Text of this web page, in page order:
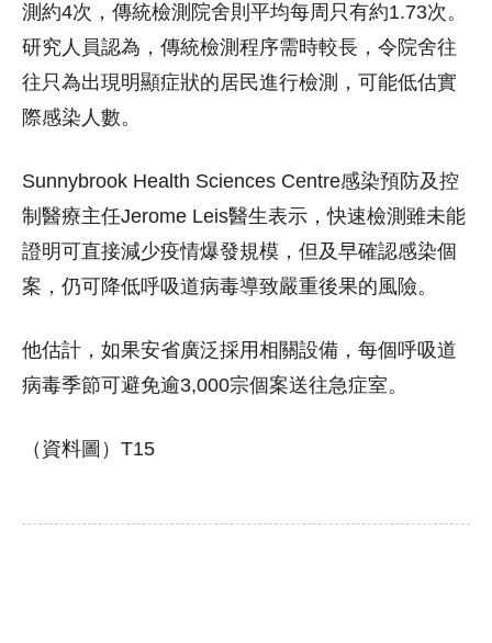
測約4次，傳統檢測院舍則平均每周只有約1.73次。
研究人員認為，傳統檢測程序需時較長，令院舍往
往只為出現明顯症狀的居民進行檢測，可能低估實
際感染人數。
Sunnybrook Health Sciences Centre感染預防及控
制醫療主任Jerome Leis醫生表示，快速檢測雖未能
證明可直接減少疫情爆發規模，但及早確認感染個
案，仍可降低呼吸道病毒導致嚴重後果的風險。
他估計，如果安省廣泛採用相關設備，每個呼吸道
病毒季節可避免逾3,000宗個案送往急症室。
（資料圖）T15